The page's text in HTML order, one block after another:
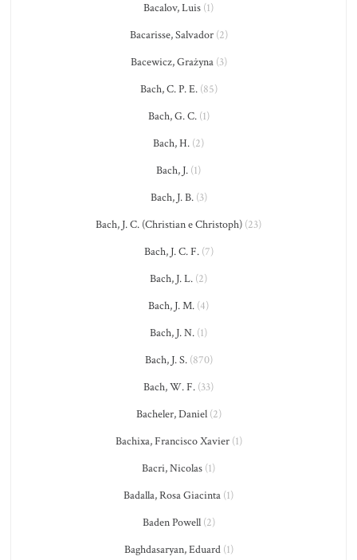
Bacalov, Luis (1)
Bacarisse, Salvador(2)
Bacewicz, Grażyna(3)
Bach, C. P. E.(85)
Bach, G. C.(1)
Bach, H. (2)
Bach, J. (1)
Bach, J. B.(3)
Bach, J. C. (Christian e Christoph) (23)
Bach, J. C. F.(7)
Bach, J. L. (2)
Bach, J. M. (4)
Bach, J. N. (1)
Bach, J. S.(870)
Bach, W. F. (33)
Bacheler, Daniel(2)
Bachixa, Francisco Xavier(1)
Bacri, Nicolas (1)
Badalla, Rosa Giacinta (1)
Baden Powell(2)
Baghdasaryan, Eduard(1)